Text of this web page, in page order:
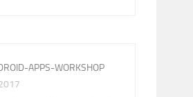
APPS-WORKSHOP